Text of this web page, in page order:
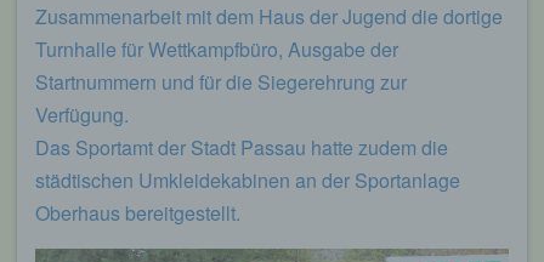
Zusammenarbeit mit dem Haus der Jugend die dortige
Turnhalle für Wettkampfbüro, Ausgabe der
Startnummern und für die Siegerehrung zur
Verfügung.
Das Sportamt der Stadt Passau hatte zudem die
städtischen Umkleidekabinen an der Sportanlage
Oberhaus bereitgestellt.